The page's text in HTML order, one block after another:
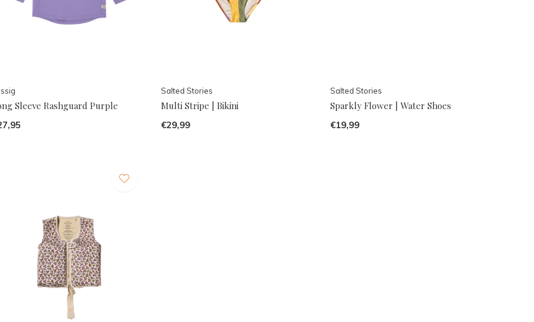
Sleeve Rashguard Purple
Salted Stories
Multi Stripe | Bikini
€29,99
Salted Stories
Sparkly Flower | Water Shoes
€19,99